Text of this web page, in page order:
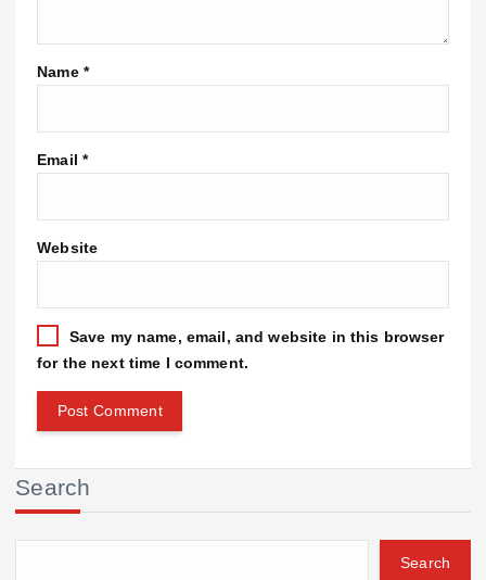
Name *
Email *
Website
Save my name, email, and website in this browser
for the next time I comment.
Search
Search